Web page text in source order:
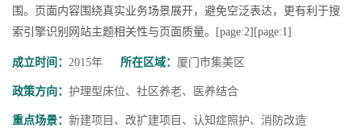
围。页面内容围绕真实业务场景展开，避免空泛表达，更有利于搜
索引擎识别网站主题相关性与页面质量。[page:2][page:1]
成立时间： 2015年 所在区域： 厦门市集美区
政策方向： 护理型床位、社区养老、医养结合
重点场景： 新建项目、改扩建项目、认知症照护、消防改造